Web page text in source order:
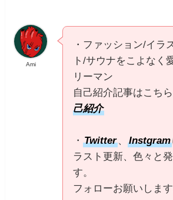
Ami
・ファッション/イラ
ト/サウナをこよなく
リーマン
自己紹介記事はこち
己紹介
・Twitter、Instgram
ラスト更新、色々と
す。
フォローお願いします